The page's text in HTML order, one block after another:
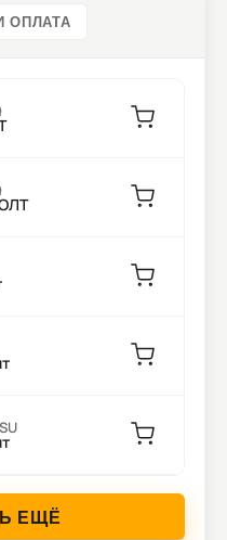
ОПЛАТА
ЕЩЁ